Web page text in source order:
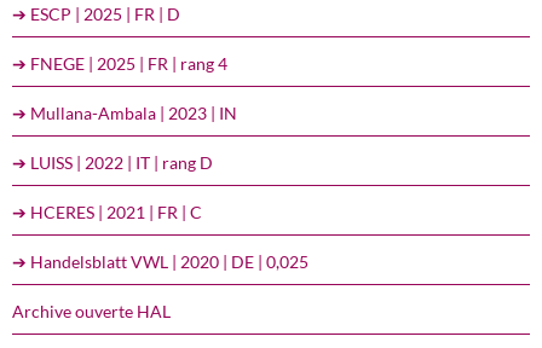
➔ ESCP | 2025 | FR | D
➔ FNEGE | 2025 | FR | rang 4
➔ Mullana-Ambala | 2023 | IN
➔ LUISS | 2022 | IT | rang D
➔ HCERES | 2021 | FR | C
➔ Handelsblatt VWL | 2020 | DE | 0,025
Archive ouverte HAL